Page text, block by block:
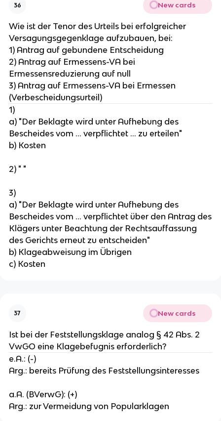
36 New cards
Wie ist der Tenor des Urteils bei erfolgreicher
Versagungsgegenklage aufzubauen, bei:
1) Antrag auf gebundene Entscheidung
2) Antrag auf Ermessens-VA bei
Ermessensreduzierung auf null
3) Antrag auf Ermessens-VA bei Ermessen
(Verbescheidungsurteil)
1)
a) "Der Beklagte wird unter Aufhebung des
Bescheides vom ... verpflichtet ... zu erteilen"
b) Kosten
2) " "
3)
a) "Der Beklagte wird unter Aufhebung des
Bescheides vom ... verpflichtet über den Antrag des
Klägers unter Beachtung der Rechtsauffassung
des Gerichts erneut zu entscheiden"
b) Klageabweisung im Übrigen
c) Kosten
37 New cards
Ist bei der Feststellungsklage analog § 42 Abs. 2
VwGO eine Klagebefugnis erforderlich?
e.A.: (-)
Arg.: bereits Prüfung des Feststellungsinteresses
a.A. (BVerwG): (+)
Arg.: zur Vermeidung von Popularklagen